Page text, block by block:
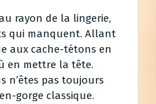
rayon de la lingerie,
qui manquent. Allant
aux cache-tétons en
en mettre la tête.
n’êtes pas toujours
gorge classique.